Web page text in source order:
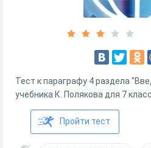
Тест к параграфу 4 раздела
учебника К. Полякова для 7
Пройти тест